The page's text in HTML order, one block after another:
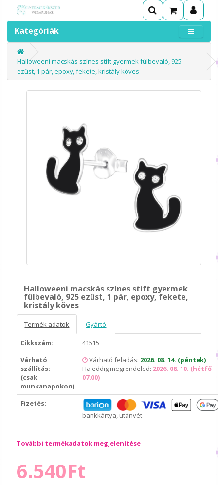
Kategóriák
Halloweeni macskás színes stift gyermek fülbevaló, 925
ezüst, 1 pár, epoxy, fekete, kristály köves
Halloweeni macskás színes stift gyermek
fülbevaló, 925 ezüst, 1 pár, epoxy, fekete,
kristály köves
Termék adatok Gyártó
Cikkszám:
41515
Várható
szállítás:
(csak
munkanapokon)
Várható feladás: 2026. 08. 14. (péntek)
Ha eddig megrendeled: 2026. 08. 10. (hétfő
07.00)
Fizetés:
bankkártya, utánvét
További termékadatok megjelenítése
6.540Ft